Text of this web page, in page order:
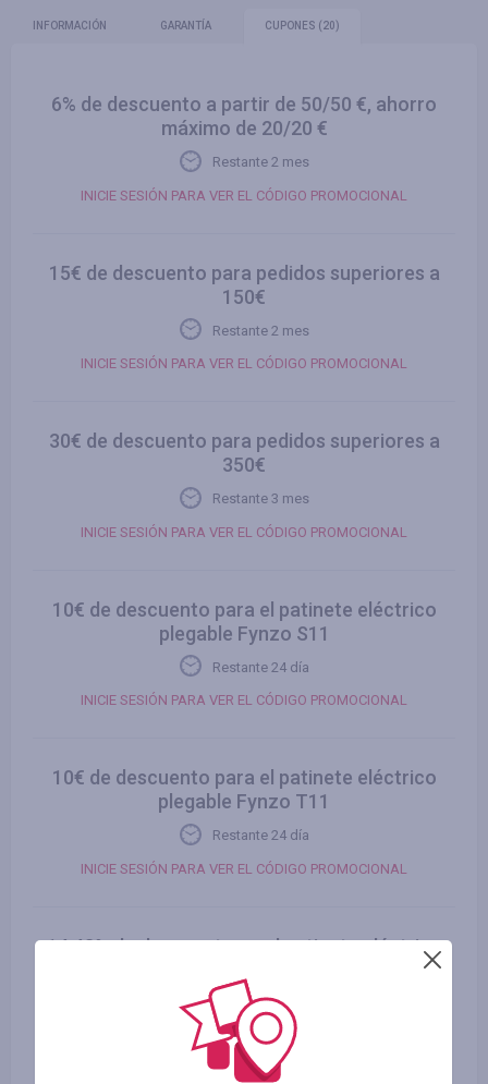
INFORMACIÓN GARANTÍA CUPONES (20)
6% de descuento a partir de 50/50 €, ahorro
máximo de 20/20 €
Restante 2 mes
INICIE SESIÓN PARA VER EL CÓDIGO PROMOCIONAL
15€ de descuento para pedidos superiores a
150€
Restante 2 mes
INICIE SESIÓN PARA VER EL CÓDIGO PROMOCIONAL
30€ de descuento para pedidos superiores a
350€
Restante 3 mes
INICIE SESIÓN PARA VER EL CÓDIGO PROMOCIONAL
10€ de descuento para el patinete eléctrico
plegable Fynzo S11
Restante 24 día
INICIE SESIÓN PARA VER EL CÓDIGO PROMOCIONAL
10€ de descuento para el patinete eléctrico
plegable Fynzo T11
Restante 24 día
INICIE SESIÓN PARA VER EL CÓDIGO PROMOCIONAL
14.43% de descuento en el patinete eléctrico
neumático T de 14 pulgadas
Restante 1 mes
INICIE SESIÓN PARA VER EL CÓDIGO PROMOCIONAL